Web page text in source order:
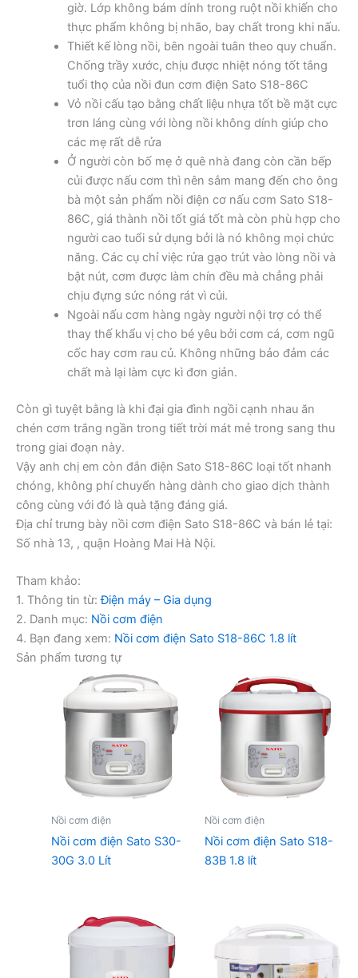
giờ. Lớp không bám dính trong ruột nồi khiến cho
thực phẩm không bị nhão, bay chất trong khi nấu.
Thiết kế lòng nồi, bên ngoài tuân theo quy chuẩn.
Chống trầy xước, chịu được nhiệt nóng tốt tắng
tuổi thọ của nồi đun cơm điện Sato S18-86C
Vỏ nồi cấu tạo bằng chất liệu nhựa tốt bề mặt cực
trơn láng cùng với lòng nồi không dính giúp cho
các mẹ rất dễ rửa
Ở người còn bố mẹ ở quê nhà đang còn cần bếp
củi được nấu cơm thì nên sắm mang đến cho ông
bà một sản phẩm nồi điện cơ nấu cơm Sato S18-
86C, giá thành nồi tốt giá tốt mà còn phù hợp cho
người cao tuổi sử dụng bởi là nó không mọi chức
năng. Các cụ chỉ việc rửa gạo trút vào lòng nồi và
bật nút, cơm được làm chín đều mà chẳng phải
chịu đựng sức nóng rát vì củi.
Ngoài nấu cơm hàng ngày người nội trợ có thể
thay thế khẩu vị cho bé yêu bởi cơm cá, cơm ngũ
cốc hay cơm rau củ. Không những bảo đảm các
chất mà lại làm cực kì đơn giản.
Còn gì tuyệt bằng là khi đại gia đình ngồi cạnh nhau ăn
chén cơm trắng ngần trong tiết trời mát mẻ trong sang thu
trong giai đoạn này.
Vậy anh chị em còn đắn điện Sato S18-86C loại tốt nhanh
chóng, không phí chuyển hàng dành cho giao dịch thành
công cùng với đó là quà tặng đáng giá.
Địa chỉ trưng bày nồi cơm điện Sato S18-86C và bán lẻ tại:
Số nhà 13, , quận Hoàng Mai Hà Nội.
Tham khảo:
1. Thông tin từ:Điện máy – Gia dụng
2. Danh mục: Nồi cơm điện
4. Bạn đang xem: Nồi cơm điện Sato S18-86C 1.8 lít
Sản phẩm tương tự
Nồi cơm điện
Nồi cơm điện Sato S30-
30G 3.0 Lít
Nồi cơm điện
Nồi cơm điện Sato S18-
83B 1.8 lít